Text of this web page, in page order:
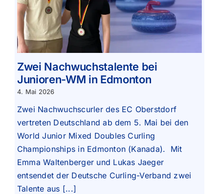
Zwei Nachwuchstalente bei
Junioren-WM in Edmonton
4. Mai 2026
Zwei Nachwuchscurler des EC Oberstdorf
vertreten Deutschland ab dem 5. Mai bei den
World Junior Mixed Doubles Curling
Championships in Edmonton (Kanada). Mit
Emma Waltenberger und Lukas Jaeger
entsendet der Deutsche Curling-Verband zwei
Talente aus [...]